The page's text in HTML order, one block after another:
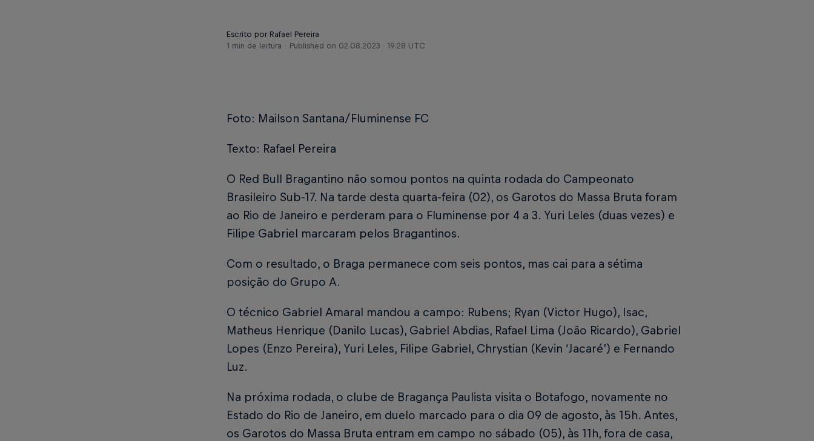
Escrito por Rafael Pereira
1 min de leitura
Published on 02.08.2023 · 19:28 UTC
Foto: Mailson Santana/Fluminense FC
Texto: Rafael Pereira
O Red Bull Bragantino não somou pontos na quinta rodada do Campeonato
Brasileiro Sub-17. Na tarde desta quarta-feira (02), os Garotos do Massa Bruta foram
ao Rio de Janeiro e perderam para o Fluminense por 4 a 3. Yuri Leles (duas vezes) e
Filipe Gabriel marcaram pelos Bragantinos.
Com o resultado, o Braga permanece com seis pontos, mas cai para a sétima
posição do Grupo A.
O técnico Gabriel Amaral mandou a campo: Rubens; Ryan (Victor Hugo), Isac,
Matheus Henrique (Danilo Lucas), Gabriel Abdias, Rafael Lima (João Ricardo), Gabriel
Lopes (Enzo Pereira), Yuri Leles, Filipe Gabriel, Chrystian (Kevin ‘Jacaré’) e Fernando
Luz.
Na próxima rodada, o clube de Bragança Paulista visita o Botafogo, novamente no
Estado do Rio de Janeiro, em duelo marcado para o dia 09 de agosto, às 15h. Antes,
os Garotos do Massa Bruta entram em campo no sábado (05), às 11h, fora de casa,